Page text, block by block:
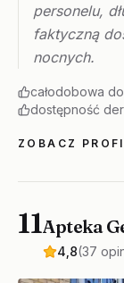
personelu,
faktyczną
nocnych.
całodobowa
dostępność
ZOBACZ
11Apteka
4,8(37